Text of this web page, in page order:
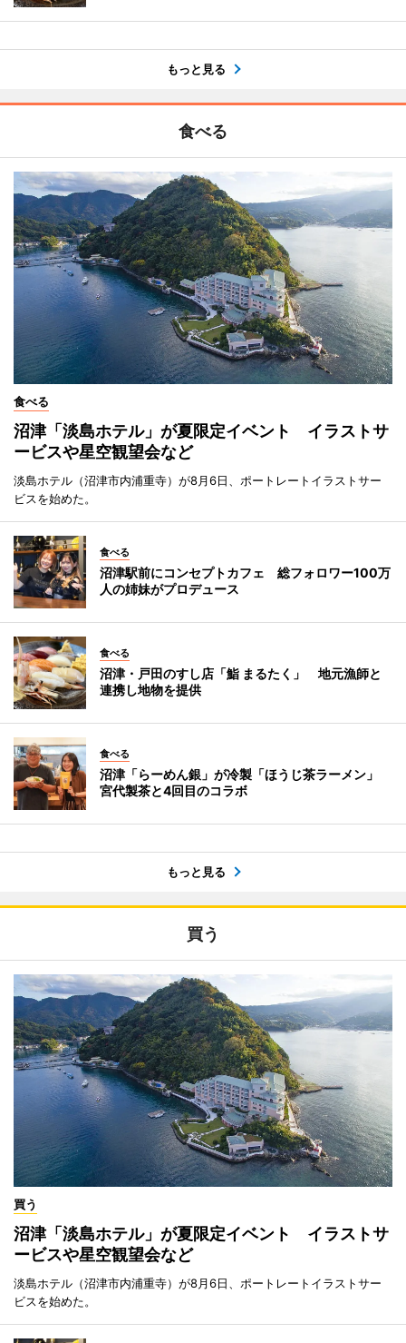
もっと見る
食べる
食べる
沼津「淡島ホテル」が夏限定イベント イラストサ
ービスや星空観望会など
淡島ホテル（沼津市内浦重寺）が8月6日、ポートレートイラストサー
ビスを始めた。
食べる
沼津駅前にコンセプトカフェ 総フォロワー100万
人の姉妹がプロデュース
食べる
沼津・戸田のすし店「鮨 まるたく」 地元漁師と
連携し地物を提供
食べる
沼津「らーめん銀」が冷製「ほうじ茶ラーメン」
宮代製茶と4回目のコラボ
もっと見る
買う
買う
沼津「淡島ホテル」が夏限定イベント イラストサ
ービスや星空観望会など
淡島ホテル（沼津市内浦重寺）が8月6日、ポートレートイラストサー
ビスを始めた。